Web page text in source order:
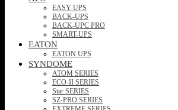
EASY UPS
BACK-UPS
BACK-UPC PRO
SMART-UPS
EATON
EATON UPS
SYNDOME
ATOM SERIES
ECO-II SERIES
Star SERIES
SZ-PRO SERIES